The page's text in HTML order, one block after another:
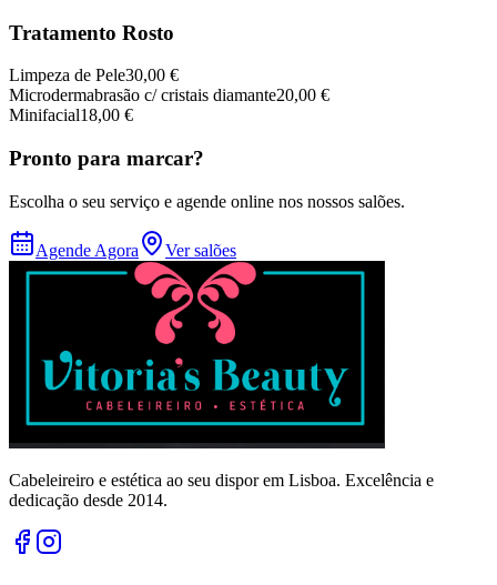
Tratamento Rosto
Limpeza de Pele30,00 €
Microdermabrasão c/ cristais diamante20,00 €
Minifacial18,00 €
Pronto para marcar?
Escolha o seu serviço e agende online nos nossos salões.
Agende Agora Ver salões
Cabeleireiro e estética ao seu dispor em Lisboa. Excelência e
dedicação desde 2014.